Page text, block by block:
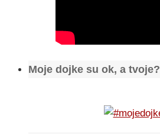
Moje dojke su ok, a tvoje?